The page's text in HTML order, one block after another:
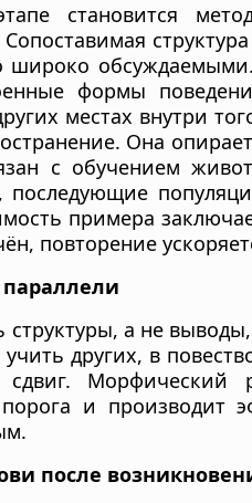
становится
формы
местах внутри
Она
с обучением
примера
повторение
структуры, а не
учить других, в
сдвиг. Морфический
и производит
после